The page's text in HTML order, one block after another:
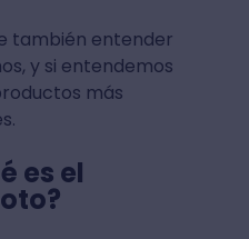
también entender
y si entendemos
más
es el